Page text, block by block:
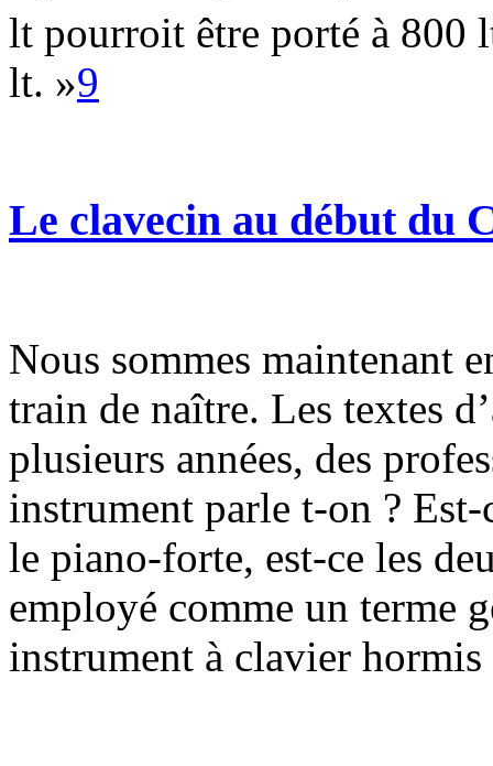
lt pourroit être porté à 800
lt. »9
Le clavecin au début du
Nous sommes maintenant
train de naître. Les textes
plusieurs années, des
instrument parle t-on ?
le piano-forte, est-ce les
employé comme un terme
instrument à clavier hormis